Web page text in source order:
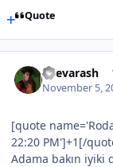
Quote
Shevarash
November 5,
[quote
22:20 PM']+1[/
Adama bakın iyiki